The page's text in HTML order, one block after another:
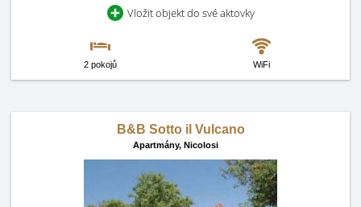
Vložit objekt do své aktovky
2 pokojů WiFi
B&B Sotto il Vulcano
Apartmány, Nicolosi